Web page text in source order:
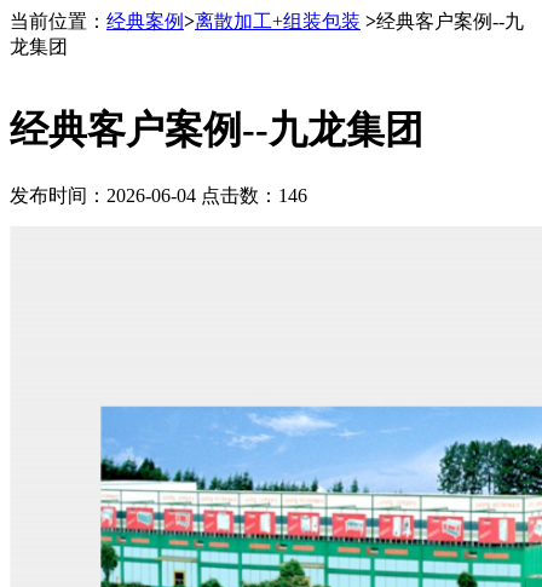
当前位置： 经典案例>离散加工+组装包装 >经典客户案例--九
龙集团
经典客户案例--九龙集团
发布时间：2026-06-04 点击数：146